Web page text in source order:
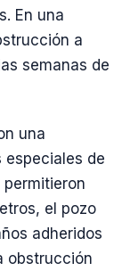
En una
a
semanas de
una
especiales de
el pozo
adheridos
obstrucción